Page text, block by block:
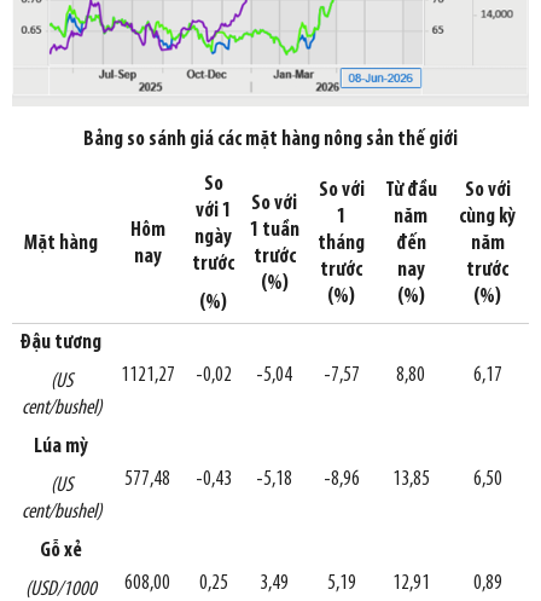
Bảng so sánh giá các mặt hàng nông sản thế giới
Mặt hàng
Hôm
nay
So
với 1
ngày
trước
(%)
So với
1 tuần
trước
(%)
So với
1
tháng
trước
(%)
Từ đầu
năm
đến
nay
(%)
So với
cùng kỳ
năm
trước
(%)
Đậu tương
(US
cent/bushel)
1121,27 -0,02 -5,04 -7,57 8,80 6,17
Lúa mỳ
(US
cent/bushel)
577,48 -0,43 -5,18 -8,96 13,85 6,50
Gỗ xẻ
(USD/1000
608,00 0,25 3,49 5,19 12,91 0,89